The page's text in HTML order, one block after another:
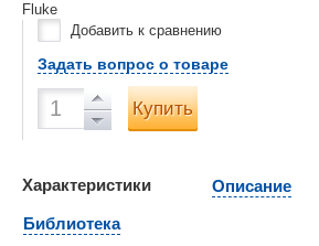
Fluke
Добавить к сравнению
Задать вопрос о товаре
Купить
Характеристики
Описание
Библиотека